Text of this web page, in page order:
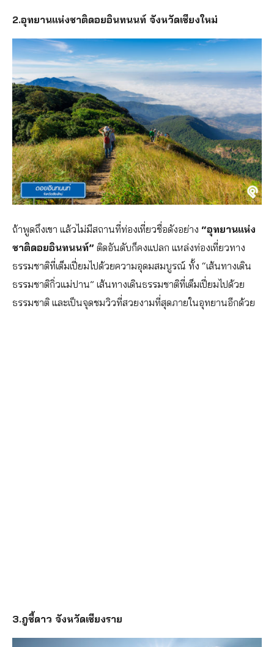
2.อุทยานแห่งชาติดอยอินทนนท์ จังหวัดเชียงใหม่
ถ้าพูดถึงเขา แล้วไม่มีสถานที่ท่องเที่ยวชื่อดังอย่าง “อุทยานแห่ง
ชาติดอยอินทนนท์” ติดอันดับก็คงแปลก แหล่งท่องเที่ยวทาง
ธรรมชาติที่เต็มเปี่ยมไปด้วยความอุดมสมบูรณ์ ทั้ง “เส้นทางเดิน
ธรรมชาติกิ่วแม่ปาน” เส้นทางเดินธรรมชาติที่เต็มเปี่ยมไปด้วย
ธรรมชาติ และเป็นจุดชมวิวที่สวยงามที่สุดภายในอุทยานอีกด้วย
3.ภูชี้ดาว จังหวัดเชียงราย